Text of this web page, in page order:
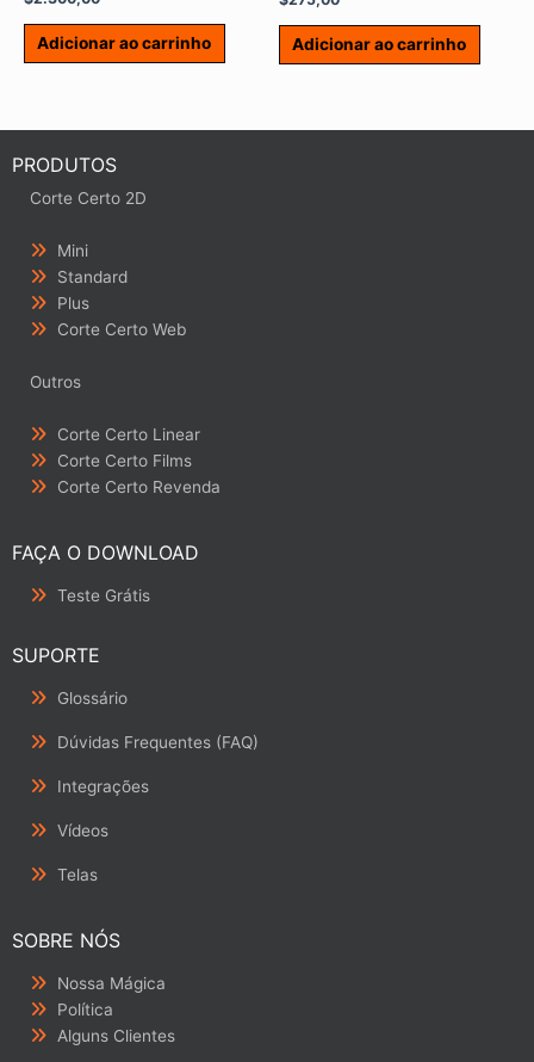
Adicionar ao carrinho Adicionar ao carrinho
PRODUTOS
Corte Certo 2D
Mini
Standard
Plus
Corte Certo Web
Outros
Corte Certo Linear
Corte Certo Films
Corte Certo Revenda
FAÇA O DOWNLOAD
Teste Grátis
SUPORTE
Glossário
Dúvidas Frequentes (FAQ)
Integrações
Vídeos
Telas
SOBRE NÓS
Nossa Mágica
Política
Alguns Clientes